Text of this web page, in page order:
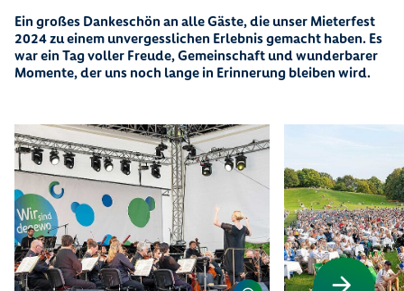
Ein großes Dankeschön an alle Gäste, die unser Mieterfest
2024 zu einem unvergesslichen Erlebnis gemacht haben. Es
war ein Tag voller Freude, Gemeinschaft und wunderbarer
Momente, der uns noch lange in Erinnerung bleiben wird.